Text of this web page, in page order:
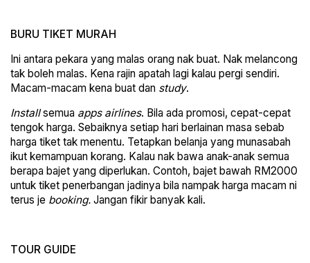
BURU TIKET MURAH
Ini antara pekara yang malas orang nak buat. Nak melancong
tak boleh malas. Kena rajin apatah lagi kalau pergi sendiri.
Macam-macam kena buat dan study.
Installsemua apps airlines. Bila ada promosi, cepat-cepat
tengok harga. Sebaiknya setiap hari berlainan masa sebab
harga tiket tak menentu. Tetapkan belanja yang munasabah
ikut kemampuan korang. Kalau nak bawa anak-anak semua
berapa bajet yang diperlukan. Contoh, bajet bawah RM2000
untuk tiket penerbangan jadinya bila nampak harga macam ni
terus je booking. Jangan fikir banyak kali.
TOUR GUIDE